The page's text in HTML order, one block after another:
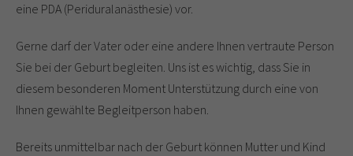
eine PDA (Periduralanästhesie) vor.
Gerne darf der Vater oder eine andere Ihnen vertraute Person
Sie bei der Geburt begleiten. Uns ist es wichtig, dass Sie in
diesem besonderen Moment Unterstützung durch eine von
Ihnen gewählte Begleitperson haben.
Bereits unmittelbar nach der Geburt können Mutter und Kind